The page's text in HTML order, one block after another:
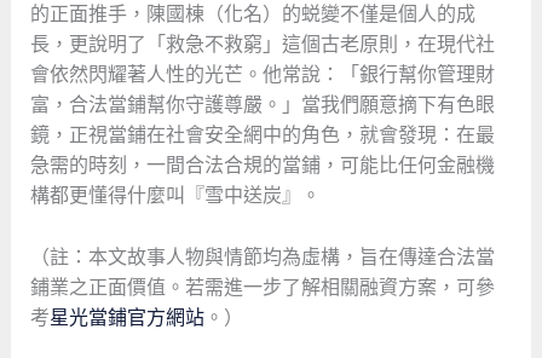
的正面推手，陳國棟（化名）的蜕變不僅是個人的成
長，更說明了「救急不救窮」這個古老原則，在現代社
會依然閃耀著人性的光芒。他常說：「銀行幫你管理財
富，合法當鋪幫你守護尊嚴。」當我們願意摘下有色眼
鏡，正視當鋪在社會安全網中的角色，就會發現：在最
急需的時刻，一間合法合規的當鋪，可能比任何金融機
構都更懂得什麼叫『雪中送炭』。
（註：本文故事人物與情節均為虛構，旨在傳達合法當
鋪業之正面價值。若需進一步了解相關融資方案，可參
考星光當鋪官方網站。）